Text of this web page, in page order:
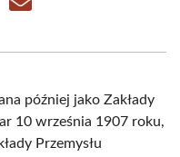
Share
później jako Zakłady
10 września 1907 roku,
Przemysłu